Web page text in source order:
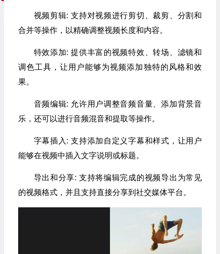
视频剪辑: 支持对视频进行剪切、裁剪、分割和
合并等操作，以精确调整视频长度和内容。
特效添加: 提供丰富的视频特效、转场、滤镜和
调色工具，让用户能够为视频添加独特的风格和效
果。
音频编辑: 允许用户调整音频音量、添加背景音
乐，还可以进行音频混音和提取等操作。
字幕插入: 支持添加自定义字幕和样式，让用户
能够在视频中插入文字说明或标题。
导出和分享: 支持将编辑完成的视频导出为常见
的视频格式，并且支持直接分享到社交媒体平台。